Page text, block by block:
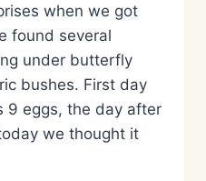
when we got
found several
under butterfly
bushes. First day
9 eggs, the day after
we thought it